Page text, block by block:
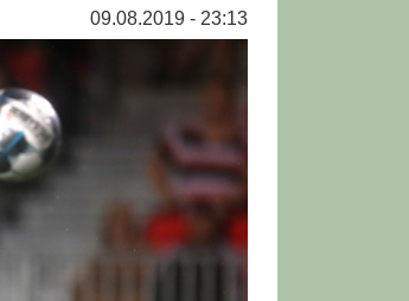
09.08.2019 - 23:13